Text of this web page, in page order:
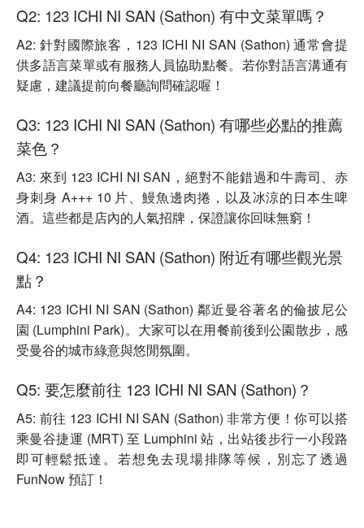
Q2: 123 ICHI NI SAN (Sathon) 有中文菜單嗎？
A2: 針對國際旅客，123 ICHI NI SAN (Sathon) 通常會提
供多語言菜單或有服務人員協助點餐。若你對語言溝通有
疑慮，建議提前向餐廳詢問確認喔！
Q3: 123 ICHI NI SAN (Sathon) 有哪些必點的推薦
菜色？
A3: 來到 123 ICHI NI SAN，絕對不能錯過和牛壽司、赤
身刺身 A+++ 10 片、鰻魚邊肉捲，以及冰涼的日本生啤
酒。這些都是店內的人氣招牌，保證讓你回味無窮！
Q4: 123 ICHI NI SAN (Sathon) 附近有哪些觀光景
點？
A4: 123 ICHI NI SAN (Sathon) 鄰近曼谷著名的倫披尼公
園 (Lumphini Park)。大家可以在用餐前後到公園散步，感
受曼谷的城市綠意與悠閒氛圍。
Q5: 要怎麼前往 123 ICHI NI SAN (Sathon)？
A5: 前往 123 ICHI NI SAN (Sathon) 非常方便！你可以搭
乘曼谷捷運 (MRT) 至 Lumphini 站，出站後步行一小段路
即可輕鬆抵達。若想免去現場排隊等候，別忘了透過
FunNow 預訂！